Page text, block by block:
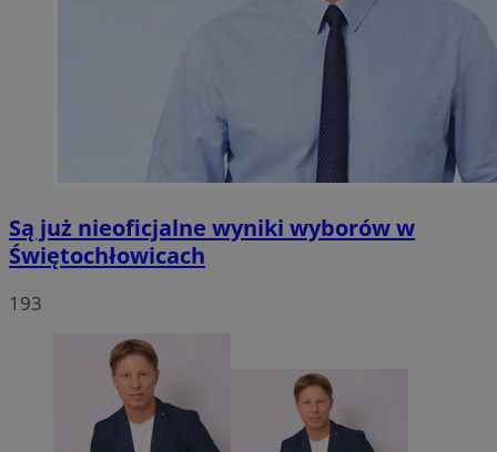
Są już nieoficjalne wyniki wyborów w
Świętochłowicach
193